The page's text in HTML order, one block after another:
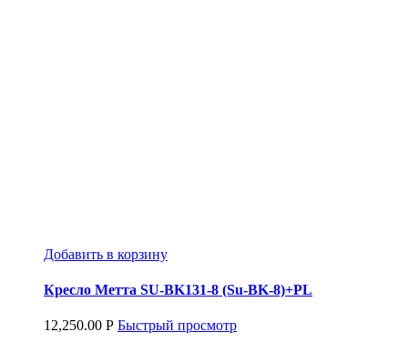
Добавить в корзину
Кресло Метта SU-BK131-8 (Su-ВK-8)+PL
12,250.00 Р Быстрый просмотр